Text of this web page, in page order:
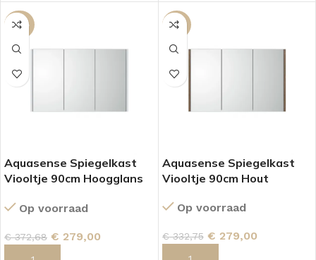
-25%
Aquasense Spiegelkast
Viooltje 90cm Hoogglans
Op voorraad
€372,68 € 279,00
-16%
Aquasense Spiegelkast
Viooltje 90cm Hout
Op voorraad
€332,75 € 279,00